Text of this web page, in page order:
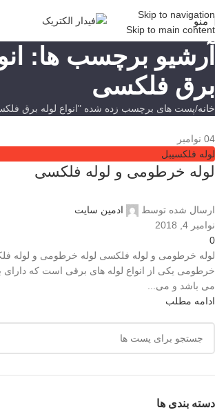
Skip to navigation
Skip to main content
منو
آرشیو برچسب ها:
برق فلکسی
خانه پست های برچسب زده شده "انواع لوله برق
04 نوامبر
لوله فلکسیبل
لوله خرطومی و لوله فلکسی
ارسال شده توسط
ادمین سایت
نوامبر 4, 2018
0
لوله خرطومی و لوله فلکسی لوله خرطومی و لوله
خرطومی یکی از انواع لوله های برقی است که دارای
می باشد و می...
ادامه مطلب
دسته بندی ها